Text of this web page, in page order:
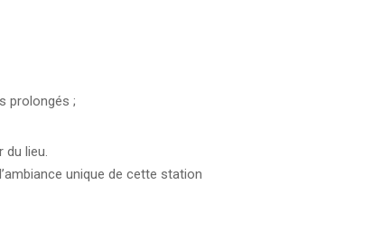
prolongés ;
du lieu.
unique de cette station